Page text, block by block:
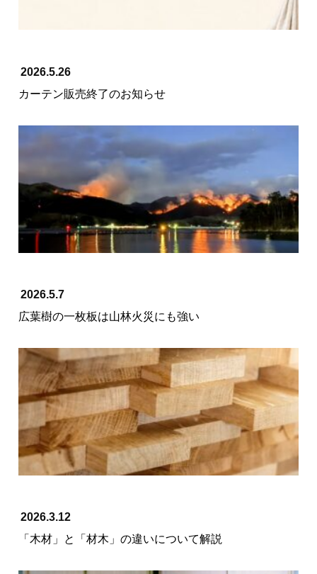
2026.5.26
カーテン販売終了のお知らせ
2026.5.7
広葉樹の一枚板は山林火災にも強い
2026.3.12
「木材」と「材木」の違いについて解説